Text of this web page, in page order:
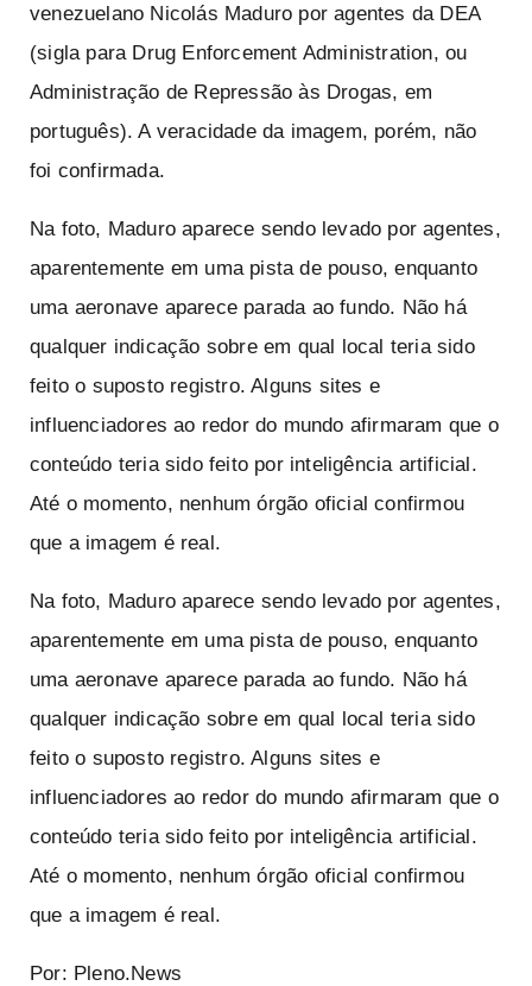
venezuelano Nicolás Maduro por agentes da DEA
(sigla para Drug Enforcement Administration, ou
Administração de Repressão às Drogas, em
português). A veracidade da imagem, porém, não
foi confirmada.
Na foto, Maduro aparece sendo levado por agentes,
aparentemente em uma pista de pouso, enquanto
uma aeronave aparece parada ao fundo. Não há
qualquer indicação sobre em qual local teria sido
feito o suposto registro. Alguns sites e
influenciadores ao redor do mundo afirmaram que o
conteúdo teria sido feito por inteligência artificial.
Até o momento, nenhum órgão oficial confirmou
que a imagem é real.
Na foto, Maduro aparece sendo levado por agentes,
aparentemente em uma pista de pouso, enquanto
uma aeronave aparece parada ao fundo. Não há
qualquer indicação sobre em qual local teria sido
feito o suposto registro. Alguns sites e
influenciadores ao redor do mundo afirmaram que o
conteúdo teria sido feito por inteligência artificial.
Até o momento, nenhum órgão oficial confirmou
que a imagem é real.
Por: Pleno.News